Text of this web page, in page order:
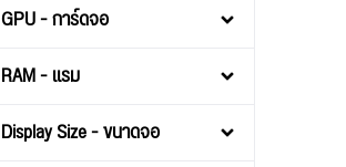
GPU - การ์ดจอ
RAM - แรม
Display Size - ขนาดจอ